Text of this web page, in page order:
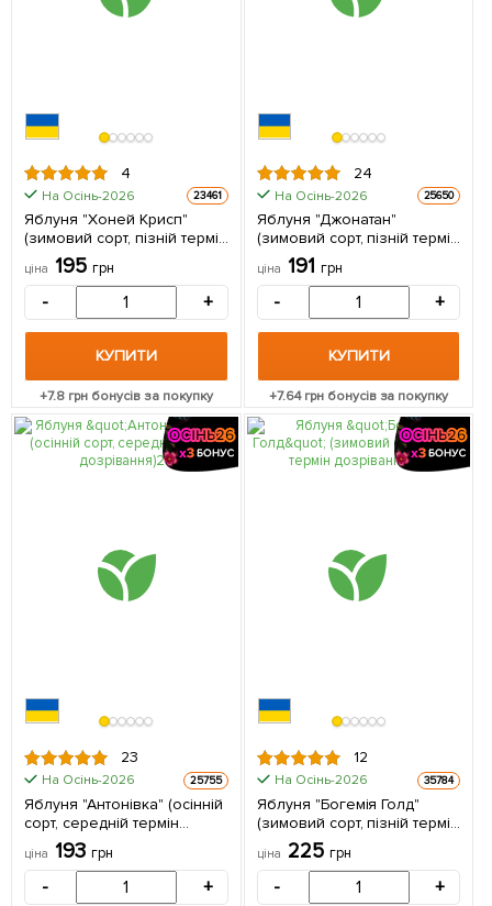
4
На Осінь-2026 23461
Яблуня "Хоней Крисп"
(зимовий сорт, пізній термін
ціна 195 грн
- +
КУПИТИ
+7.8 грн бонусів за покупку
24
На Осінь-2026 25650
Яблуня "Джонатан"
(зимовий сорт, пізній термін
ціна 191 грн
- +
КУПИТИ
+7.64грн бонусів за покупку
23
На Осінь-2026 25755
Яблуня "Антонівка" (осінній
сорт, середній термін
ціна 193 грн
- +
12
На Осінь-2026 35784
Яблуня "Богемія Голд"
(зимовий сорт, пізній термін
ціна 225 грн
- +